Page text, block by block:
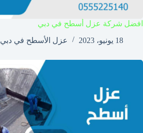
افضل شركة عزل أسطح في دبي
18 يونيو، 2023
عزل الأسطح في دبي